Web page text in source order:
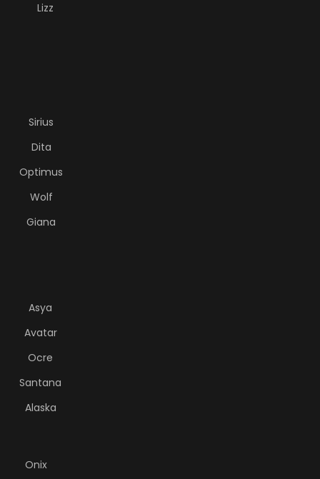
Lizz
Sirius
Dita
Optimus
Wolf
Giana
Asya
Avatar
Ocre
Santana
Alaska
Onix